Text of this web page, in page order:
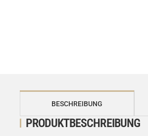
BESCHREIBUNG
PRODUKTBESCHREIBUNG